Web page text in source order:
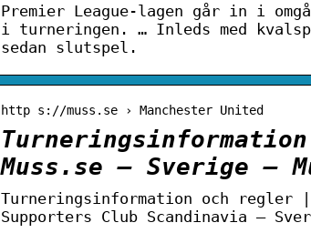
Premier League-lagen går in i
i turneringen. … Inleds med
sedan slutspel.
http s://muss.se › Manchester United
Muss.se – Sverige –
Turneringsinformation och regler |
Supporters Club Scandinavia –